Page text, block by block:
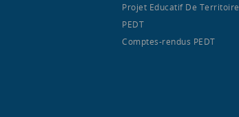
Projet Educatif De Territoire
PEDT
Comptes-rendus PEDT